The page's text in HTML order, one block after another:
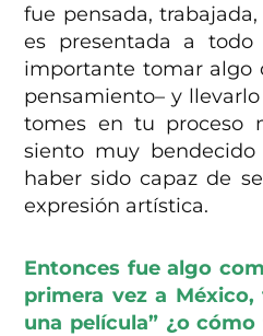
fue pensada,
es presentada a
importante tomar algo
pensamiento– y
tomes en tu proceso
siento muy
haber sido capaz de
expresión artística.
Entonces fue algo
primera vez a
una película” ¿o